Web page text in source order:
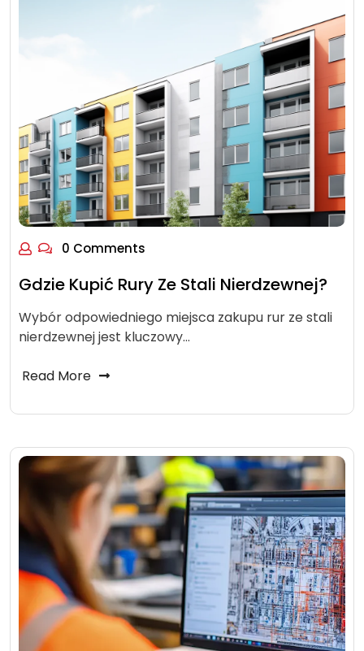
0 Comments
Gdzie Kupić Rury Ze Stali Nierdzewnej?
Wybór odpowiedniego miejsca zakupu rur ze stali
nierdzewnej jest kluczowy…
Read More